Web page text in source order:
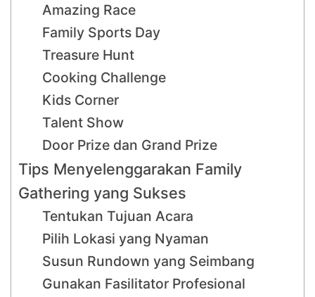
Amazing Race
Family Sports Day
Treasure Hunt
Cooking Challenge
Kids Corner
Talent Show
Door Prize dan Grand Prize
Tips Menyelenggarakan Family
Gathering yang Sukses
Tentukan Tujuan Acara
Pilih Lokasi yang Nyaman
Susun Rundown yang Seimbang
Gunakan Fasilitator Profesional